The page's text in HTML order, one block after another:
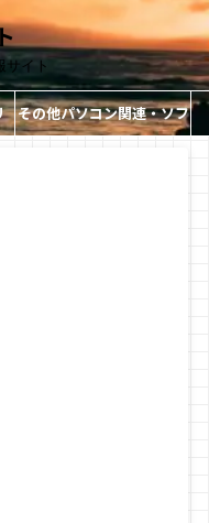
サイト
その他パソコン関連・ソフ